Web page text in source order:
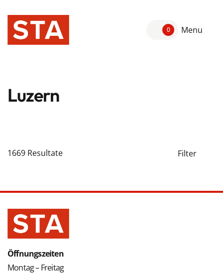
0 Menu
Luzern
1669 Resultate Filter
Öffnungszeiten
Montag – Freitag